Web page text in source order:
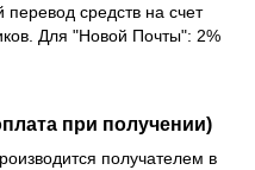
средств на счет
Для "Новой Почты": 2%
при получении)
получателем в